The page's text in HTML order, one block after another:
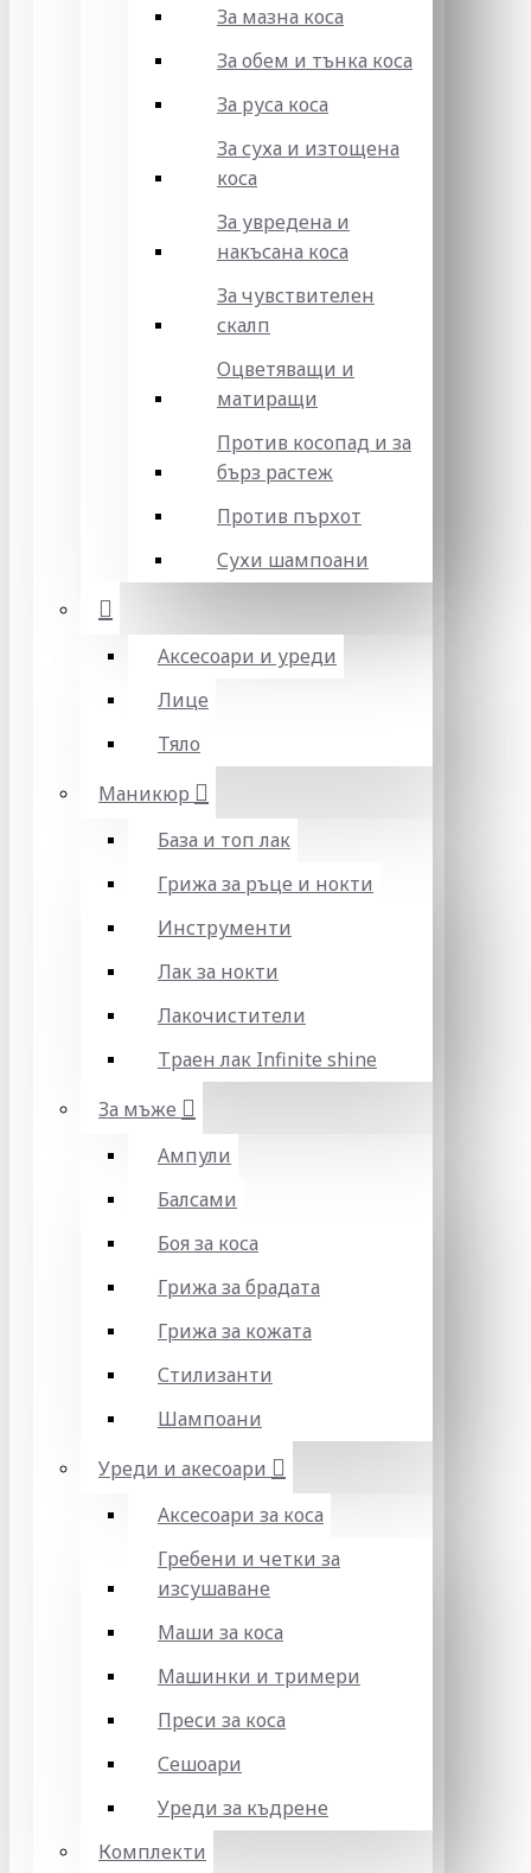
За мазна коса
За обем и тънка коса
За руса коса
За суха и изтощена
коса
За увредена и
накъсана коса
За чувствителен
скалп
Оцветяващи и
матиращи
Против косопад и за
бърз растеж
Против пърхот
Сухи шампоани
Аксесоари и уреди
Лице
Тяло
Маникюр
База и топ лак
Грижа за ръце и нокти
Инструменти
Лак за нокти
Лакочистители
Траен лак Infinite shine
За мъже
Ампули
Балсами
Боя за коса
Грижа за брадата
Грижа за кожата
Стилизанти
Шампоани
Уреди и акесоари
Аксесоари за коса
Гребени и четки за
изсушаване
Маши за коса
Машинки и тримери
Преси за коса
Сешоари
Уреди за къдрене
Комплекти